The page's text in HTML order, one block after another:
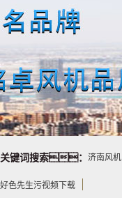
关键词搜索： 济南风机
好色先生污视频下载